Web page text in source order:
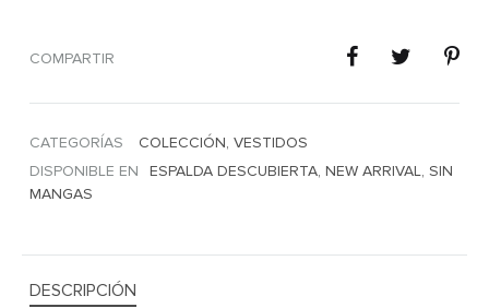
COMPARTIR
CATEGORÍAS COLECCIÓN, VESTIDOS
DISPONIBLE EN
ESPALDA DESCUBIERTA, NEW ARRIVAL, SIN
MANGAS
DESCRIPCIÓN